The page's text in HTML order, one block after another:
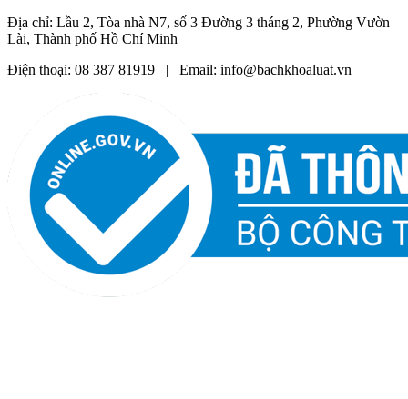
Địa chỉ: Lầu 2, Tòa nhà N7, số 3 Đường 3 tháng 2, Phường Vườn
Lài, Thành phố Hồ Chí Minh
Điện thoại: 08 387 81919 | Email: info@bachkhoaluat.vn